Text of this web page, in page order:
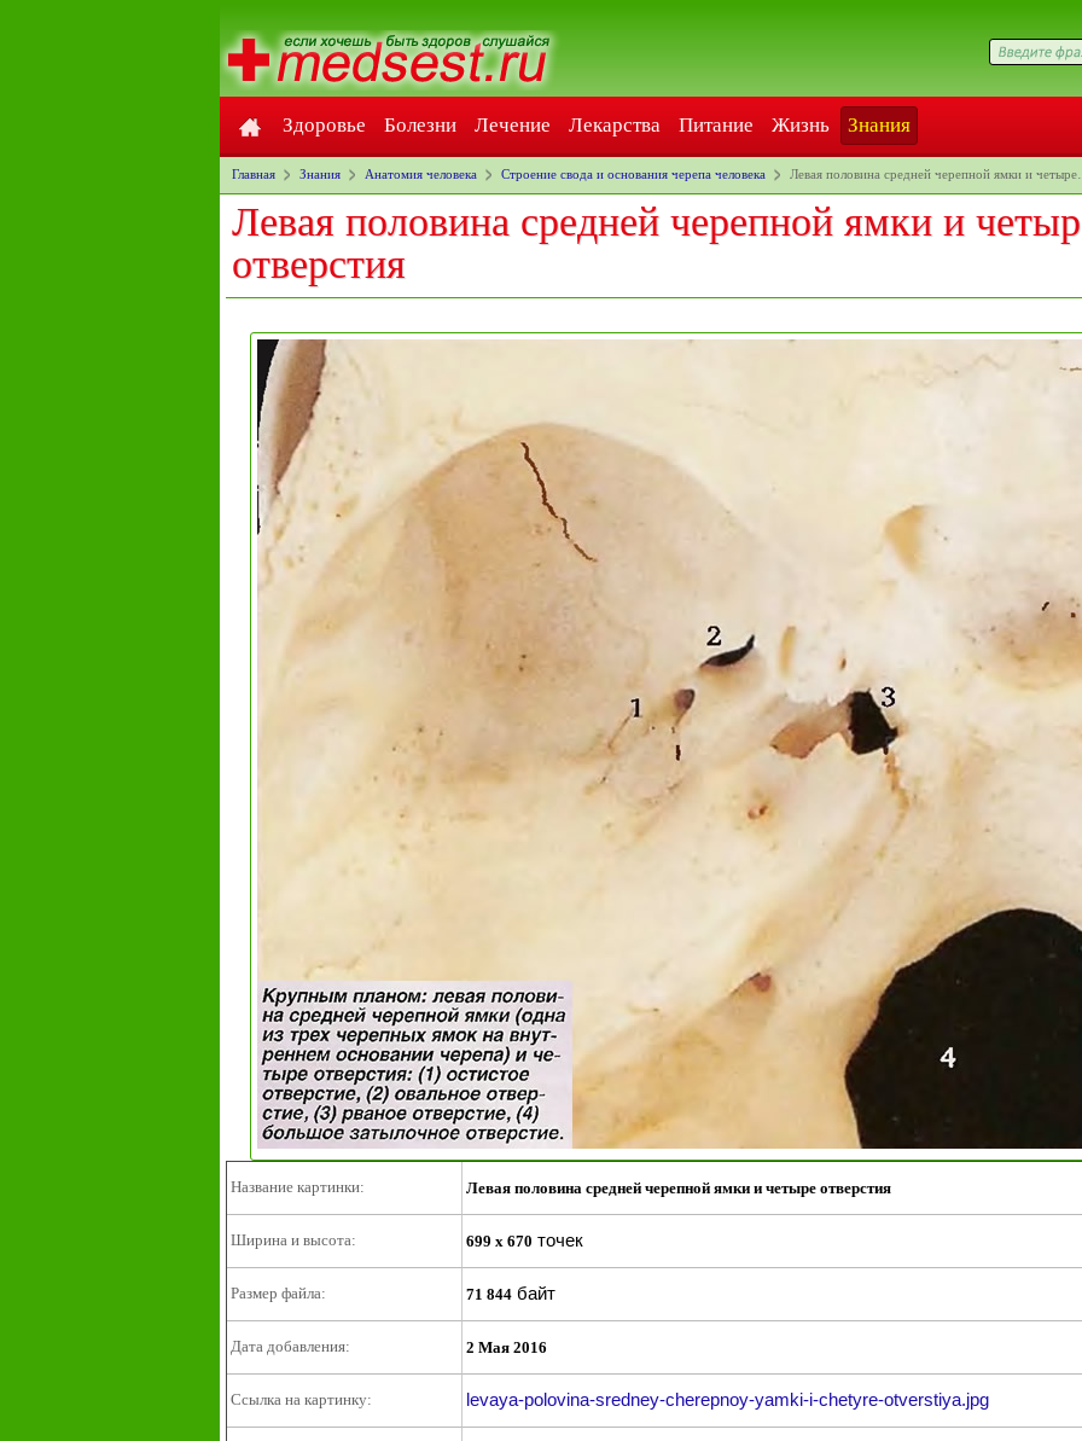
Здоровье Болезни Лечение Лекарства Питание Жизнь Знания
Главная Знания Анатомия человека Строение свода и основания черепа человека Левая половина средней черепной ямки и
Левая половина средней черепной ямки и
отверстия
Название картинки: Левая половина средней черепной ямки и четыре отверстия
Ширина и высота: 699 x 670 точек
Размер файла: 71 844 байт
Дата добавления: 2 Мая 2016
Ссылка на картинку: levaya-polovina-sredney-cherepnoy-yamki-i-chetyre-otverstiya.jpg